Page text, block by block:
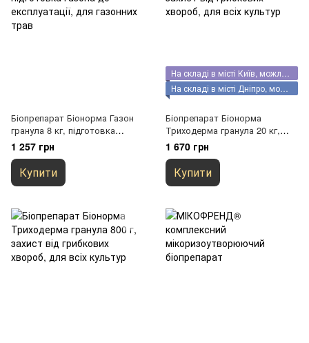
Біопрепарат Біонорма Газон
гранула 8 кг, підготовка
газона до експлуатації, для
газонних трав
1 257 грн
Купити
Біопрепарат Біонорма
Триходерма гранула 20 кг,
захист від грибкових хвороб,
для всіх культур
1 670 грн
Купити